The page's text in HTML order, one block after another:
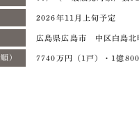
2026年11月上旬予定
広島県広島市 中区白島北
） 7740万円（1戸）・1億800